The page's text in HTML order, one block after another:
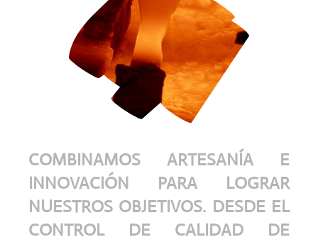
COMBINAMOS ARTESANÍA E
INNOVACIÓN PARA LOGRAR
NUESTROS OBJETIVOS. DESDE EL
CONTROL DE CALIDAD DE